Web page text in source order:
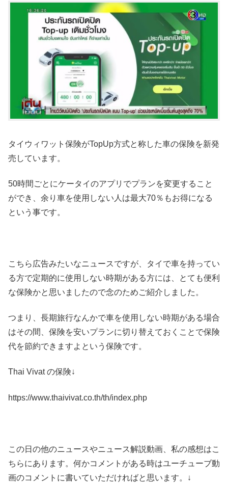
タイウィワット保険がTopUp方式と称した車の保険を新発
売しています。
50時間ごとにケータイのアプリでプランを変更すること
ができ、余り車を使用しない人は最大70％もお得になる
という事です。
こちら広告みたいなニュースですが、タイで車を持ってい
る方で定期的に使用しない時期がある方には、とても便利
な保険かと思いましたので念のためご紹介しました。
つまり、長期旅行なんかで車を使用しない時期がある場合
はその間、保険を安いプランに切り替えておくことで保険
代を節約できますよという保険です。
Thai Vivat の保険↓
https://www.thaivivat.co.th/th/index.php
こ の日の他のニュースやニュース解説動画、私の感想はこ
ちらにあります。何かコメントがある時はユーチューブ動
画のコメントに書いていただければと思います。↓